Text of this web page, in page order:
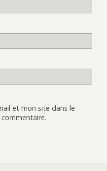
et mon site dans le